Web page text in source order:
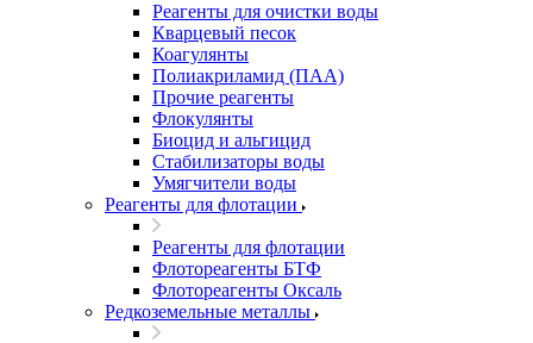
Реагенты для очистки воды
Кварцевый песок
Коагулянты
Полиакриламид (ПАА)
Прочие реагенты
Флокулянты
Биоцид и альгицид
Стабилизаторы воды
Умягчители воды
Реагенты для флотации
Реагенты для флотации
Флотореагенты БТФ
Флотореагенты Оксаль
Редкоземельные металлы